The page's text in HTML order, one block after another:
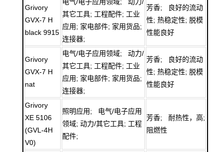
Grivory
GVX-7 H
black 9915
其它工具; 工程配件; 工业
应用; 家电部件; 家用货品;
连接器;
芳香; 良好的流动
性; 热稳定性; 脱模
性能良好
Grivory
GVX-7 H
nat
电气/电子应用领域; 动力/
其它工具; 工程配件; 工业
应用; 家电部件; 家用货品;
连接器;
芳香; 良好的流动
性; 热稳定性; 脱模
性能良好
Grivory
XE 5106
(GVL-4H
V0)
照明应用; 电气/电子应用
领域; 动力/其它工具; 工程
配件;
芳香; 耐热性，高;
阻燃性